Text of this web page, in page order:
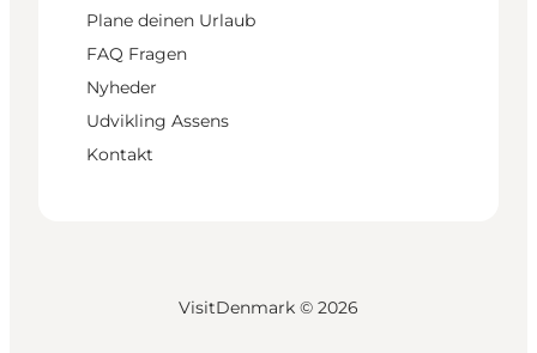
Plane deinen Urlaub
FAQ Fragen
Nyheder
Udvikling Assens
Kontakt
VisitDenmark © 2026